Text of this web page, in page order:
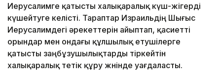
Иерусалимге қатысты халықаралық күш-жігерді
күшейтуге келісті. Тараптар Израильдің Шығыс
Иерусалимдегі әрекеттерін айыптап, қасиетті
орындар мен ондағы құлшылық етушілерге
қатысты заңбұзушылықтарды тіркейтін
халықаралық тетік құру жөнінде уағдаласты.